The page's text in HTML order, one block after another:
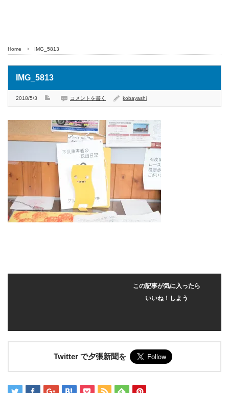
Home IMG_5813
IMG_5813
2018/5/3 コメントを書く kobayashi
この記事が気に入ったら
いいね！しよう
Twitter で夕張新聞を